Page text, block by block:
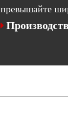
превышайте
